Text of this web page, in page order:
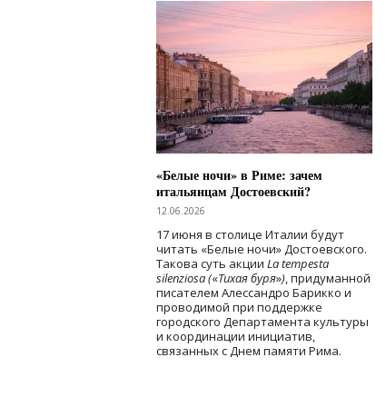
«Белые ночи» в Риме: зачем
итальянцам Достоевский?
12.06.2026
17 июня в столице Италии будут
читать «Белые ночи» Достоевского.
Такова суть акции La tempesta
silenziosa («Тихая буря»), придуманной
писателем Алессандро Барикко и
проводимой при поддержке
городского Департамента культуры
и координации инициатив,
связанных с Днем памяти Рима.